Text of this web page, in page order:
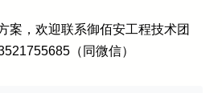
案，欢迎联系御佰安工程技术团
（同微信）